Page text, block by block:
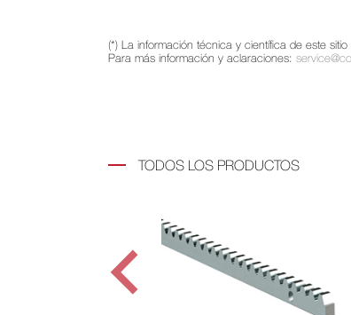
(*) La información técnica y científica de este
Para más información y aclaraciones:
TODOS LOS PRODUCTOS